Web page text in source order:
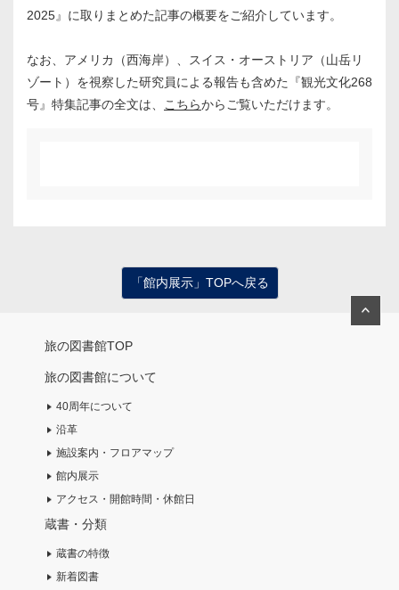
2025』に取りまとめた記事の概要をご紹介しています。
なお、アメリカ（西海岸）、スイス・オーストリア（山岳リ
ゾート）を視察した研究員による報告も含めた『観光文化268
号』特集記事の全文は、
こちらからご覧いただけます。
「館内展示」TOPへ戻る
旅の図書館TOP
旅の図書館について
40周年について
沿革
施設案内・フロアマップ
館内展示
アクセス・開館時間・休館日
蔵書・分類
蔵書の特徴
新着図書